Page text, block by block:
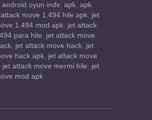
android oyun indir, apk apk
move 1.494 hile apk jet
1.494 mod apk jet attack
para hile
jet attack move
jet attack move hack jet
hack apk
jet attack move
jet attack move mermi hile
jet
mod apk